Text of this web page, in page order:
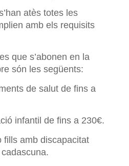
atès totes les
amb els requisits
que s’abonen en la
són les següents:
de salut de fins a
infantil de fins a 230€.
fills amb discapacitat